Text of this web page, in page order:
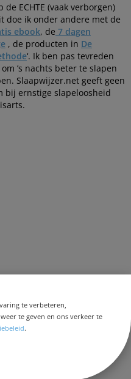
te verbeteren,
te geven en ons verkeer te
.
ECHTE (vaak verborgen)
doe ik onder andere met de
ebook, de 7 dagen
, de producten in De
‘. Ik ben pas tevreden
’s nachts beter te slapen
Slaapwijzer.net geeft geen
bij ernstige slapeloosheid